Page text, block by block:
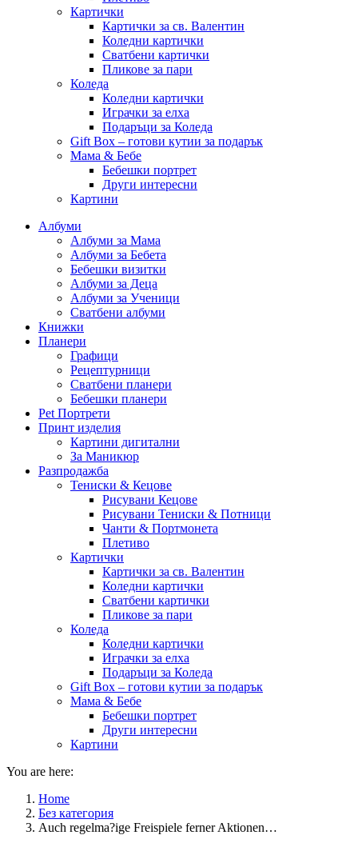
Картички
Картички за св. Валентин
Коледни картички
Сватбени картички
Пликове за пари
Коледа
Коледни картички
Играчки за елха
Подаръци за Коледа
Gift Box – готови кутии за подарък
Мама & Бебе
Бебешки портрет
Други интересни
Картини
Албуми
Албуми за Мама
Албуми за Бебета
Бебешки визитки
Албуми за Деца
Албуми за Ученици
Сватбени албуми
Книжки
Планери
Графици
Рецептурници
Сватбени планери
Бебешки планери
Pet Портрети
Принт изделия
Картини дигитални
За Маникюр
Разпродажба
Тениски & Кецове
Рисувани Кецове
Рисувани Тениски & Потници
Чанти & Портмонета
Плетиво
Картички
Картички за св. Валентин
Коледни картички
Сватбени картички
Пликове за пари
Коледа
Коледни картички
Играчки за елха
Подаръци за Коледа
Gift Box – готови кутии за подарък
Мама & Бебе
Бебешки портрет
Други интересни
Картини
You are here:
Home
Без категория
Auch regelma?ige Freispiele ferner Aktionen…